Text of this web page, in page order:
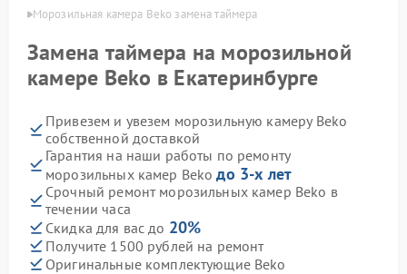
Морозильная камера Beko замена таймера
Замена таймера на морозильной
камере Beko в Екатеринбурге
Привезем и увезем морозильную камеру Beko
собственной доставкой
Гарантия на наши работы по ремонту
морозильных камер Bekoдо 3-х лет
Срочный ремонт морозильных камер Beko в
течении часа
Скидка для вас до 20%
Получите 1500 рублей на ремонт
Оригинальные комплектующие Beko